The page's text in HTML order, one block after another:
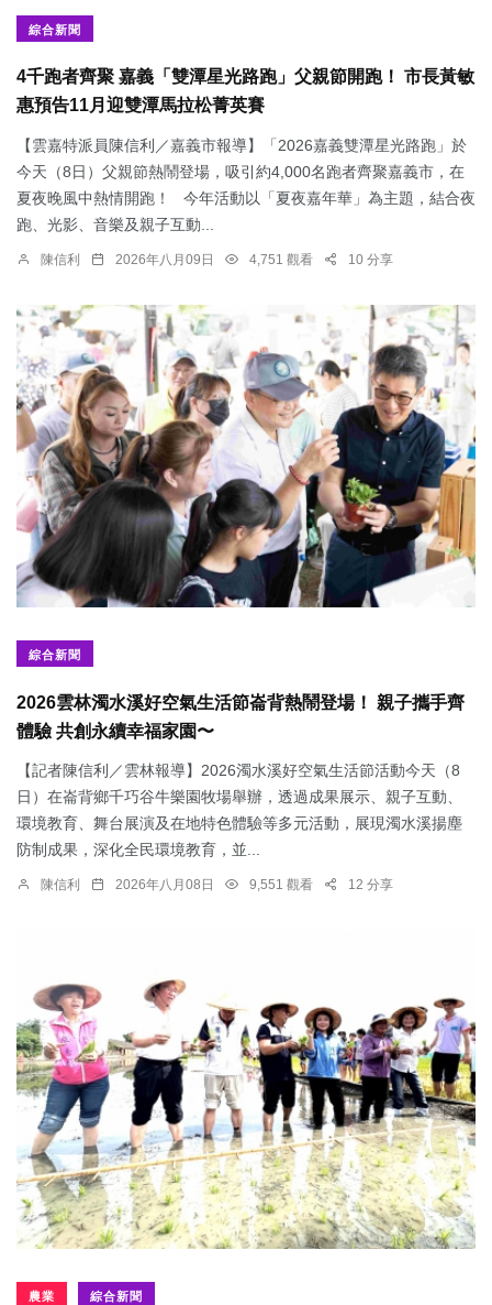
綜合新聞
4千跑者齊聚 嘉義「雙潭星光路跑」父親節開跑！ 市長黃敏
惠預告11月迎雙潭馬拉松菁英賽
【雲嘉特派員陳信利／嘉義市報導】「2026嘉義雙潭星光路跑」於
今天（8日）父親節熱鬧登場，吸引約4,000名跑者齊聚嘉義市，在
夏夜晚風中熱情開跑！ 今年活動以「夏夜嘉年華」為主題，結合夜
跑、光影、音樂及親子互動...
陳信利 2026年八月09日 4,751 觀看 10 分享
綜合新聞
2026雲林濁水溪好空氣生活節崙背熱鬧登場！ 親子攜手齊
體驗 共創永續幸福家園〜
【記者陳信利／雲林報導】2026濁水溪好空氣生活節活動今天（8
日）在崙背鄉千巧谷牛樂園牧場舉辦，透過成果展示、親子互動、
環境教育、舞台展演及在地特色體驗等多元活動，展現濁水溪揚塵
防制成果，深化全民環境教育，並...
陳信利 2026年八月08日 9,551 觀看 12 分享
農業 綜合新聞